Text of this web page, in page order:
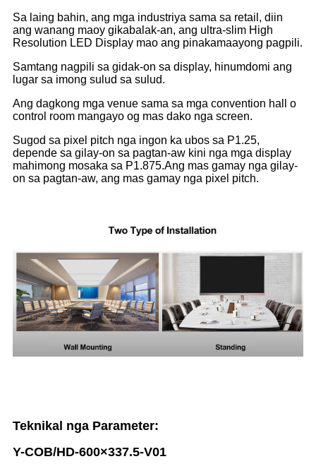
Sa laing bahin, ang mga industriya sama sa retail, diin
ang wanang maoy gikabalak-an, ang ultra-slim High
Resolution LED Display mao ang pinakamaayong pagpili.
Samtang nagpili sa gidak-on sa display, hinumdomi ang
lugar sa imong sulud sa sulud.
Ang dagkong mga venue sama sa mga convention hall o
control room mangayo og mas dako nga screen.
Sugod sa pixel pitch nga ingon ka ubos sa P1.25,
depende sa gilay-on sa pagtan-aw kini nga mga display
mahimong mosaka sa P1.875.Ang mas gamay nga gilay-
on sa pagtan-aw, ang mas gamay nga pixel pitch.
Teknikal nga Parameter:
Y-COB/HD-600×337.5-V01